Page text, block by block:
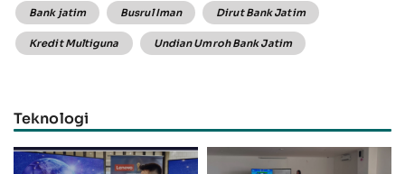
Bank jatim Busrul Iman Dirut Bank Jatim
Kredit Multiguna Undian Umroh Bank Jatim
Teknologi